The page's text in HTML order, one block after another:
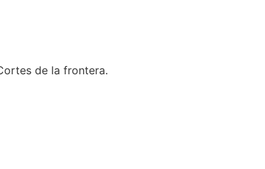
de la frontera.